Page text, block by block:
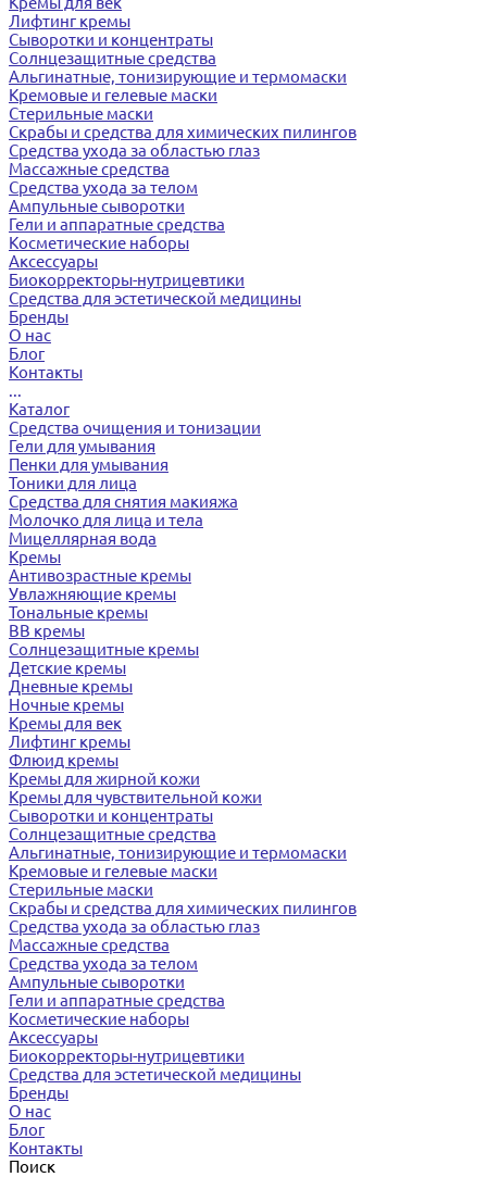
Лифтинг кремы
Сыворотки и концентраты
Солнцезащитные средства
Альгинатные, тонизирующие и термомаски
Кремовые и гелевые маски
Стерильные маски
Скрабы и средства для химических пилингов
Средства ухода за областью глаз
Массажные средства
Средства ухода за телом
Ампульные сыворотки
Гели и аппаратные средства
Косметические наборы
Аксессуары
Биокорректоры-нутрицевтики
Средства для эстетической медицины
Бренды
О нас
Блог
Контакты
...
Каталог
Средства очищения и тонизации
Гели для умывания
Пенки для умывания
Тоники для лица
Средства для снятия макияжа
Молочко для лица и тела
Мицеллярная вода
Кремы
Антивозрастные кремы
Увлажняющие кремы
Тональные кремы
BB кремы
Солнцезащитные кремы
Детские кремы
Дневные кремы
Ночные кремы
Кремы для век
Лифтинг кремы
Флюид кремы
Кремы для жирной кожи
Кремы для чувствительной кожи
Сыворотки и концентраты
Солнцезащитные средства
Альгинатные, тонизирующие и термомаски
Кремовые и гелевые маски
Стерильные маски
Скрабы и средства для химических пилингов
Средства ухода за областью глаз
Массажные средства
Средства ухода за телом
Ампульные сыворотки
Гели и аппаратные средства
Косметические наборы
Аксессуары
Биокорректоры-нутрицевтики
Средства для эстетической медицины
Бренды
О нас
Блог
Контакты
Поиск